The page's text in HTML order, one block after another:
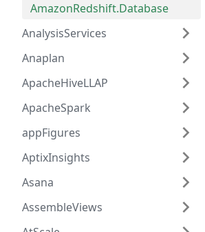
AmazonRedshift.Database
AnalysisServices
Anaplan
ApacheHiveLLAP
ApacheSpark
appFigures
AptixInsights
Asana
AssembleViews